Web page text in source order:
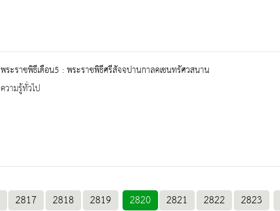
พระราชพิธีเดือน5 : พระราชพิธีศรีสัจจปานกาลคเชนทรัศวสนาน
ความรู้ทั่วไป
2817 2818 2819 2820 2821 2822 2823